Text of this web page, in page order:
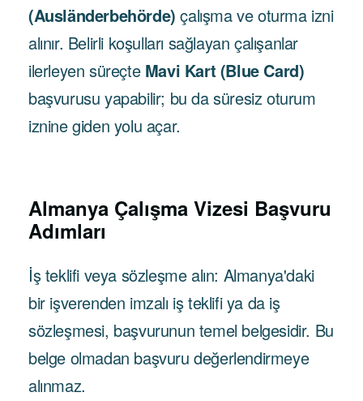
(Ausländerbehörde)çalışma ve oturma izni
alınır. Belirli koşulları sağlayan çalışanlar
ilerleyen süreçte Mavi Kart (Blue Card)
başvurusu yapabilir; bu da süresiz oturum
iznine giden yolu açar.
Almanya Çalışma Vizesi Başvuru
Adımları
İş teklifi veya sözleşme alın: Almanya'daki
bir işverenden imzalı iş teklifi ya da iş
sözleşmesi, başvurunun temel belgesidir. Bu
belge olmadan başvuru değerlendirmeye
alınmaz.